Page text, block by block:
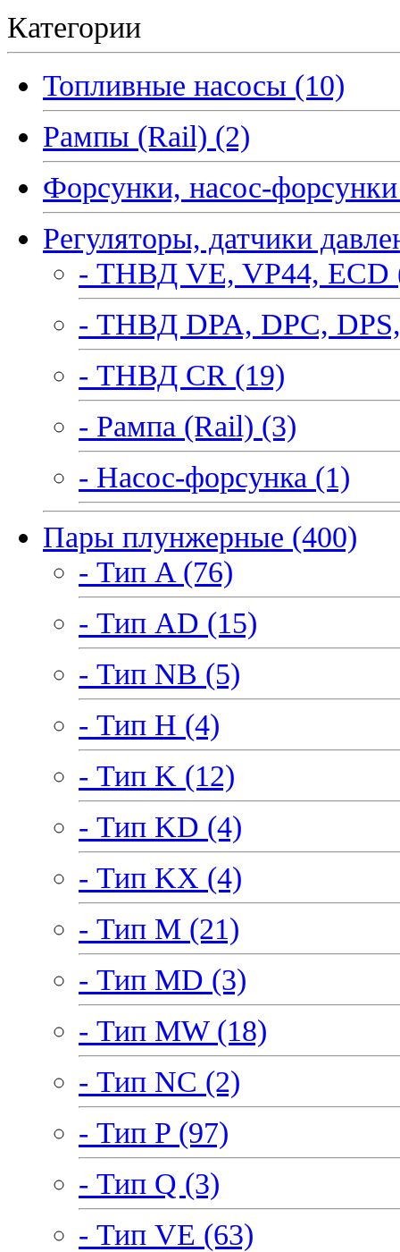
Категории
Топливные насосы (10)
Рампы (Rail) (2)
Форсунки, насос-
Регуляторы, датчики
- ТНВД VE, VP44, ECD
- ТНВД DPA, DPC,
- ТНВД CR (19)
- Рампа (Rail) (3)
- Насос-форсунка (1)
Пары плунжерные (400)
- Тип A (76)
- Тип AD (15)
- Тип NB (5)
- Тип H (4)
- Тип K (12)
- Тип KD (4)
- Тип KX (4)
- Тип M (21)
- Тип MD (3)
- Тип MW (18)
- Тип NC (2)
- Тип P (97)
- Тип Q (3)
- Тип VE (63)